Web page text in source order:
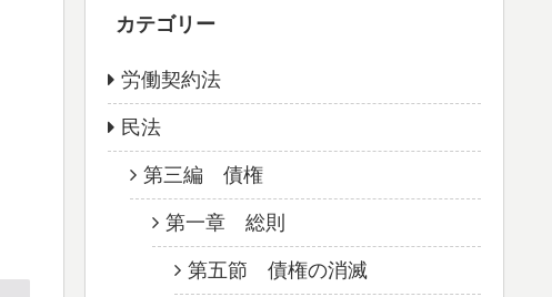
カテゴリー
労働契約法
民法
第三編 債権
第一章 総則
第五節 債権の消滅